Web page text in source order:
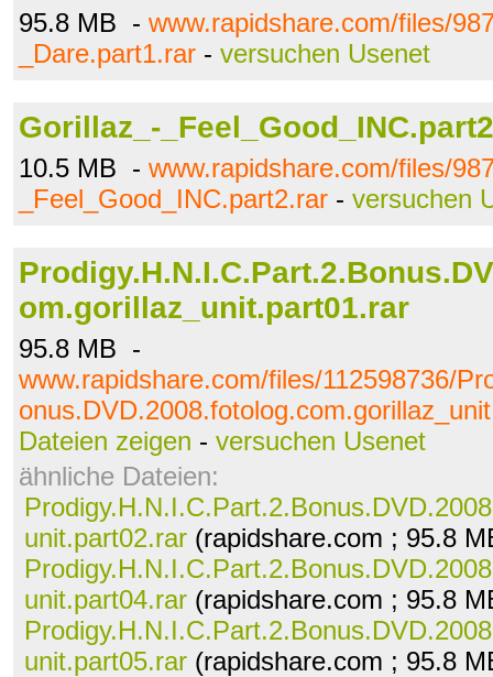
95.8 MB - www.rapidshare.com/files/
_Dare.part1.rar - versuchen Usenet
Gorillaz_-
10.5 MB - www.rapidshare.com/files/
_Feel_Good_INC.part2.rar - versuchen
om.gorillaz_unit.part01.rar
95.8 MB -
www.rapidshare.com/files/112598736/
Dateien zeigen - versuchen Usenet
ähnliche Dateien:
unit.part02.rar (rapidshare.com ; 95.8
unit.part04.rar (rapidshare.com ; 95.8
unit.part05.rar (rapidshare.com ; 95.8